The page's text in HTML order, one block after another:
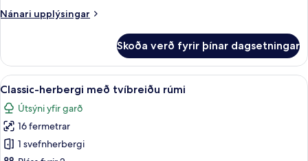
rúmi
Nánari upplýsingar
Nánari
herbergi
með
tvíbreiðu
Skoða verð fyrir þínar dagsetningar
Skoða
allar
myndir
fyrir
Classic-
Classic-herbergi með tvíbreiðu rúmi
6
Classic-herbergi með tvíbreiðu rúmi
Útsýni yfir garð
16 fermetrar
1 svefnherbergi